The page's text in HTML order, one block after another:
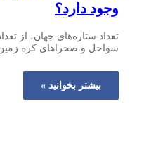
وجود دارد؟‌
تعداد ستاره‌های جهان، از
سواحل و صحراهای کره
بیشتر بخوانید »